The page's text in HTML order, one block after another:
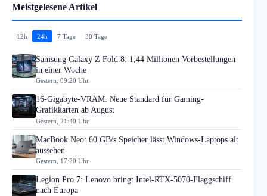
Meistgelesene Artikel
12h 24h 7 Tage 30 Tage
Samsung Galaxy Z Fold 8: 1,44 Millionen Vorbestellungen
in einer Woche
Gestern, 09:20 Uhr
16-Gigabyte-VRAM: Neue Standard für Gaming-
Grafikkarten ab August
Gestern, 21:40 Uhr
MacBook Neo: 60 GB/s Speicher lässt Windows-Laptops alt
aussehen
Gestern, 17:20 Uhr
Legion Pro 7: Lenovo bringt Intel-RTX-5070-Flaggschiff
nach Europa